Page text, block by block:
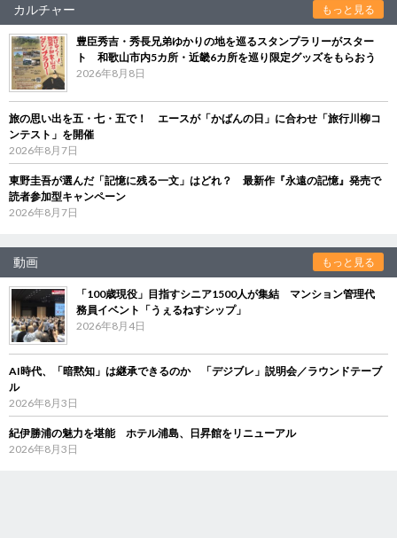
カルチャー もっと見る
豊臣秀吉・秀長兄弟ゆかりの地を巡るスタンプラリーがスター
ト 和歌山市内5カ所・近畿6カ所を巡り限定グッズをもらおう
2026年8月8日
旅の思い出を五・七・五で！ エースが「かばんの日」に合わせ「旅行川柳コ
ンテスト」を開催
2026年8月7日
東野圭吾が選んだ「記憶に残る一文」はどれ？ 最新作『永遠の記憶』発売で
読者参加型キャンペーン
2026年8月7日
動画 もっと見る
「100歳現役」目指すシニア1500人が集結 マンション管理代
務員イベント「うぇるねすシップ」
2026年8月4日
AI時代、「暗黙知」は継承できるのか 「デジブレ」説明会／ラウンドテーブ
ル
2026年8月3日
紀伊勝浦の魅力を堪能 ホテル浦島、日昇館をリニューアル
2026年8月3日